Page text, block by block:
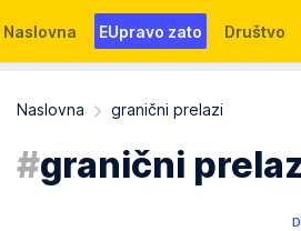
Naslovna EUpravo zato Društvo
Naslovna
granični prelazi
#granični